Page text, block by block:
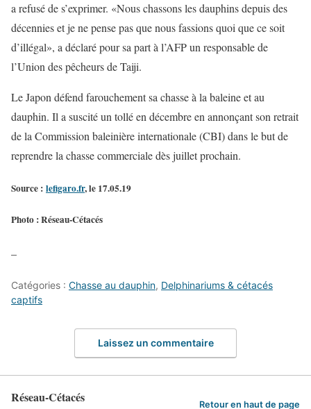
a refusé de s’exprimer. «Nous chassons les dauphins depuis des
décennies et je ne pense pas que nous fassions quoi que ce soit
d’illégal», a déclaré pour sa part à l’AFP un responsable de
l’Union des pêcheurs de Taiji.
Le Japon défend farouchement sa chasse à la baleine et au
dauphin. Il a suscité un tollé en décembre en annonçant son retrait
de la Commission baleinière internationale (CBI) dans le but de
reprendre la chasse commerciale dès juillet prochain.
Source : lefigaro.fr, le 17.05.19
Photo : Réseau-Cétacés
–
Catégories : Chasse au dauphin, Delphinariums & cétacés
captifs
Laissez un commentaire
Réseau-Cétacés Retour en haut de page